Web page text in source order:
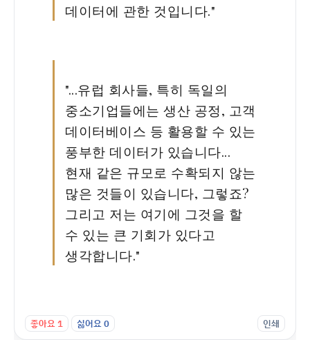
데이터에 관한 것입니다."
"...유럽 회사들, 특히 독일의
중소기업들에는 생산 공정, 고객
데이터베이스 등 활용할 수 있는
풍부한 데이터가 있습니다...
현재 같은 규모로 수확되지 않는
많은 것들이 있습니다, 그렇죠?
그리고 저는 여기에 그것을 할
수 있는 큰 기회가 있다고
생각합니다."
좋아요1 싫어요0 인쇄